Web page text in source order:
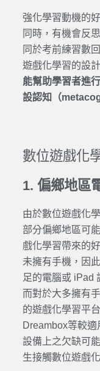
強化學習動機的
同時，有機會反
同於考前練習數
遊戲化學習的設
能幫助學習者進
設認知（
數位遊戲化
1. 偏鄉地區
由於數位遊戲化
部分偏鄉地區可
戲化學習帶來的
未擁有手機，因
足的電腦或 iPad
而對於大多擁有
的遊戲化學習平
Dreambox等較
設備上之欠缺可
生接觸數位遊戲